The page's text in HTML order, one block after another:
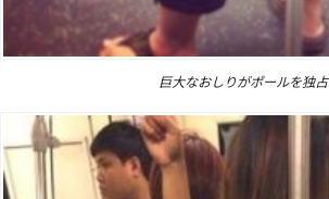
巨大なおしりがポールを独占